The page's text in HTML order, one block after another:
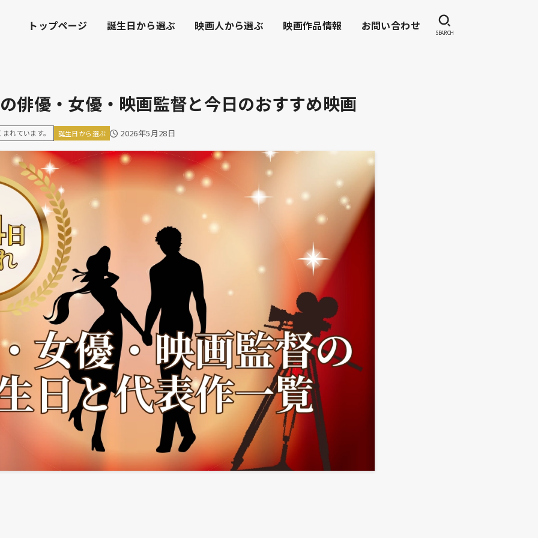
トップページ 誕生日から選ぶ 映画人から選ぶ 映画作品情報 お問い合わせ
SEARCH
俳優・女優・映画監督と今日のおすすめ映画
れています。 誕生日から選ぶ 2026年5月28日